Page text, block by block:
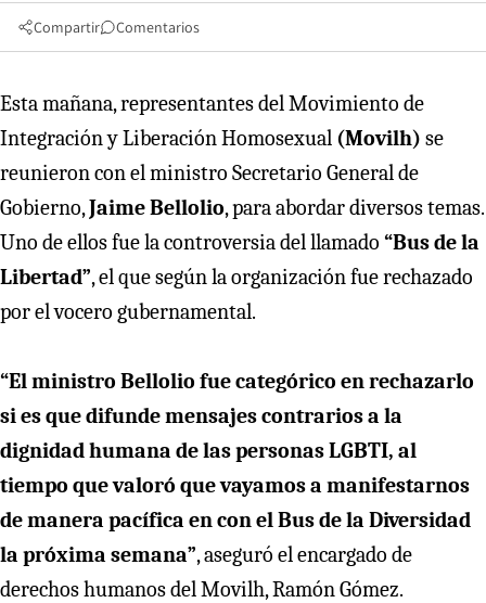
Compartir Comentarios
Esta mañana, representantes del Movimiento de
Integración y Liberación Homosexual (Movilh) se
reunieron con el ministro Secretario General de
Gobierno,Jaime Bellolio, para abordar diversos temas.
Uno de ellos fue la controversia del llamado “Bus de la
Libertad”, el que según la organización fue rechazado
por el vocero gubernamental.
“El ministro Bellolio fue categórico en rechazarlo
si es que difunde mensajes contrarios a la
dignidad humana de las personas LGBTI, al
tiempo que valoró que vayamos a manifestarnos
de manera pacífica en con el Bus de la Diversidad
la próxima semana”, aseguró el encargado de
derechos humanos del Movilh, Ramón Gómez.